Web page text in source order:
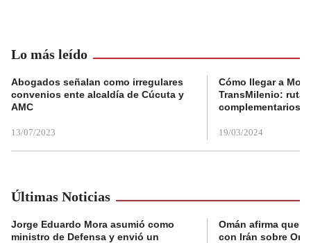
Lo más leído
Abogados señalan como irregulares
convenios ente alcaldía de Cúcuta y
AMC
13/07/2023
Cómo llegar a
TransMilenio:
complementarios
19/03/2024
Últimas Noticias
Jorge Eduardo Mora asumió como
ministro de Defensa y envió un
Omán afirma que
con Irán sobre